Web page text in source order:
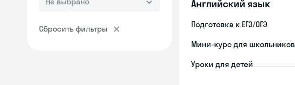
Сбросить фильтры
Английский язык
Подготовка к ЕГЭ/ОГЭ
Мини-курс для школьников
Уроки для детей